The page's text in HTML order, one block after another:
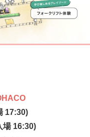
17:30)